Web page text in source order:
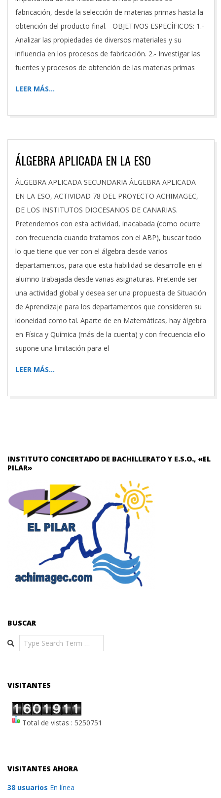
fabricación, desde la selección de materias primas hasta la
obtención del producto final. OBJETIVOS ESPECÍFICOS: 1.-
Analizar las propiedades de diversos materiales y su
influencia en los procesos de fabricación. 2.- Investigar las
fuentes y procesos de obtención de las materias primas
LEER MÁS…
ÁLGEBRA APLICADA EN LA ESO
2020-
09-
16
ÁLGEBRA APLICADA SECUNDARIA ÁLGEBRA APLICADA
EN LA ESO, ACTIVIDAD 78 DEL PROYECTO ACHIMAGEC,
DE LOS INSTITUTOS DIOCESANOS DE CANARIAS.
Pretendemos con esta actividad, inacabada (como ocurre
con frecuencia cuando tratamos con el ABP), buscar todo
lo que tiene que ver con el álgebra desde varios
departamentos, para que esta habilidad se desarrolle en el
alumno trabajada desde varias asignaturas. Pretende ser
una actividad global y desea ser una propuesta de Situación
de Aprendizaje para los departamentos que consideren su
idoneidad como tal. Aparte de en Matemáticas, hay álgebra
en Física y Química (más de la cuenta) y con frecuencia ello
supone una limitación para el
LEER MÁS…
INSTITUTO CONCERTADO DE BACHILLERATO Y E.S.O., «EL
PILAR»
BUSCAR
Search
VISITANTES
Total de vistas : 5250751
VISITANTES AHORA
38 usuarios En línea